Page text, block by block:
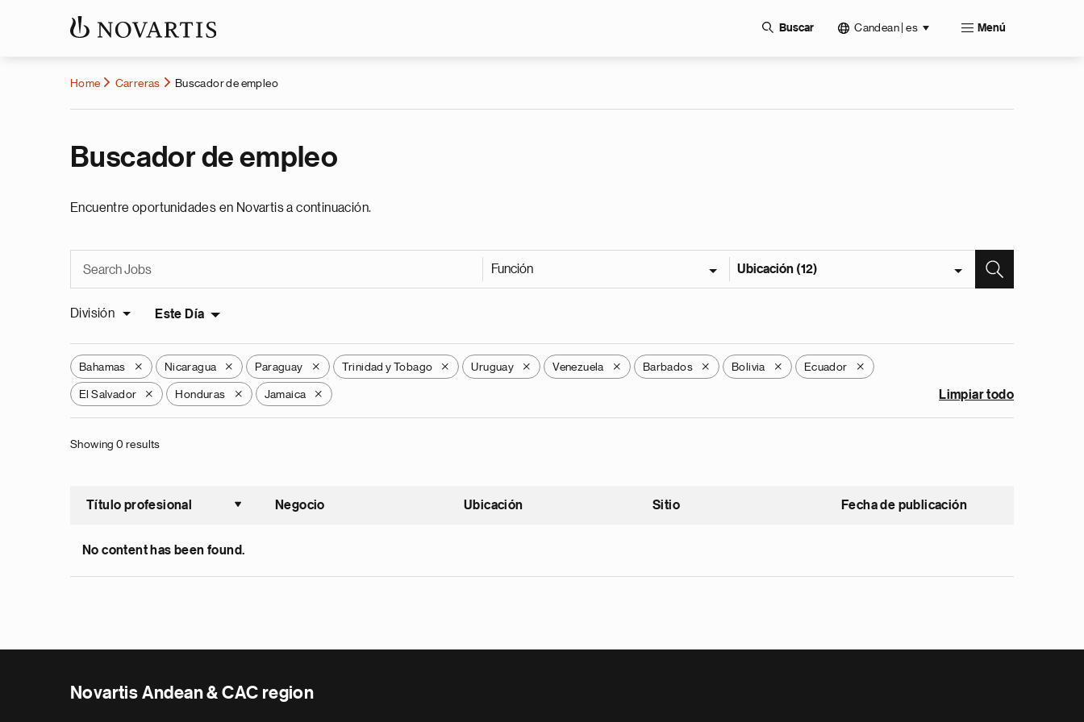
Buscar Candean | es Menú
Home Carreras Buscador de empleo
Buscador de empleo
Encuentre oportunidades en Novartis a continuación.
Función Ubicación (12)
División Este Día
Bahamas X Nicaragua X Paraguay X Trinidad y Tobago X Uruguay X Venezuela X Barbados X Bolivia X Ecuador X
El Salvador X Honduras X Jamaica X Limpiar todo
Showing 0 results
Título profesional
Ordenar ascendente
Negocio Ubicación Sitio Fecha de publicación
No content has been found.
Novartis Andean & CAC region